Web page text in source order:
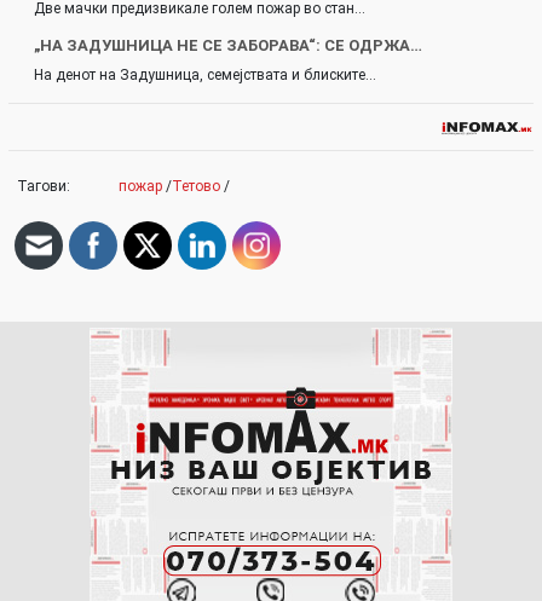
Две мачки предизвикале голем пожар во стан…
„НА ЗАДУШНИЦА НЕ СЕ ЗАБОРАВА“: СЕ ОДРЖА…
На денот на Задушница, семејствата и блиските…
Тагови: пожар /Тетово /